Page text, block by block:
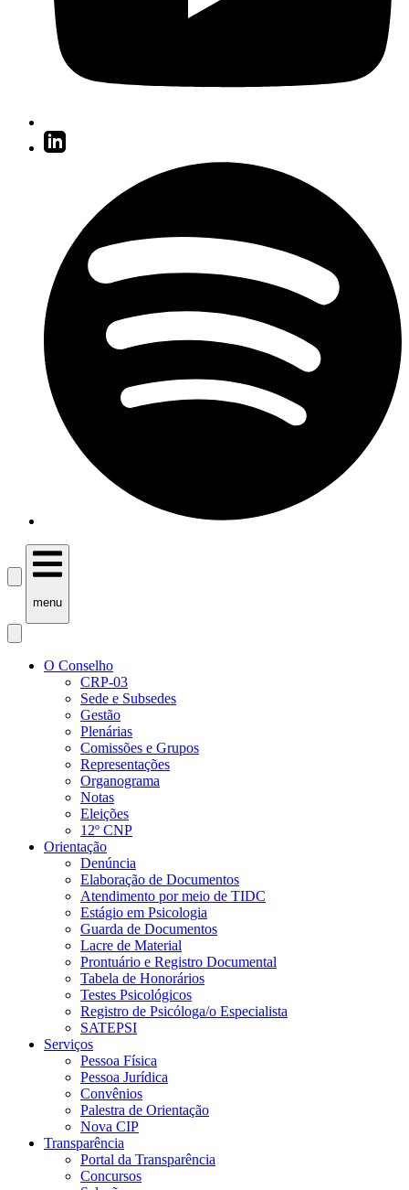
menu
O Conselho
CRP-03
Sede e Subsedes
Gestão
Plenárias
Comissões e Grupos
Representações
Organograma
Notas
Eleições
12º CNP
Orientação
Denúncia
Elaboração de Documentos
Atendimento por meio de TIDC
Estágio em Psicologia
Guarda de Documentos
Lacre de Material
Prontuário e Registro Documental
Tabela de Honorários
Testes Psicológicos
Registro de Psicóloga/o Especialista
SATEPSI
Serviços
Pessoa Física
Pessoa Jurídica
Convênios
Palestra de Orientação
Nova CIP
Transparência
Portal da Transparência
Concursos